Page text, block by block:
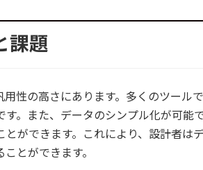
課題
性の高さにあります。多くのツール
。また、データのシンプル化が可能
ができます。これにより、設計者は
とができます。